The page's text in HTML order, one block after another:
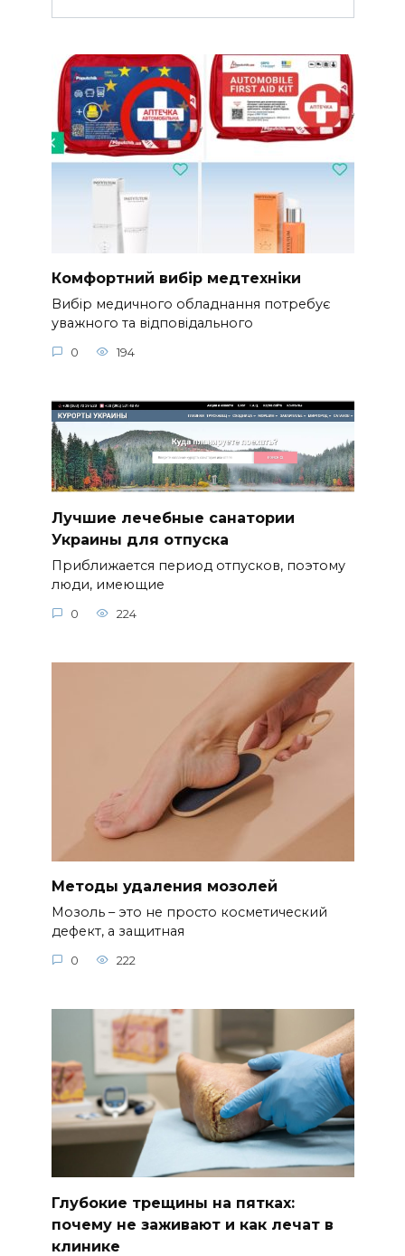
Комфортний вибір медтехніки
Вибір медичного обладнання потребує
уважного та відповідального
0 194
Лучшие лечебные санатории
Украины для отпуска
Приближается период отпусков, поэтому
люди, имеющие
0 224
Методы удаления мозолей
Мозоль – это не просто косметический
дефект, а защитная
0 222
Глубокие трещины на пятках:
почему не заживают и как лечат в
клинике